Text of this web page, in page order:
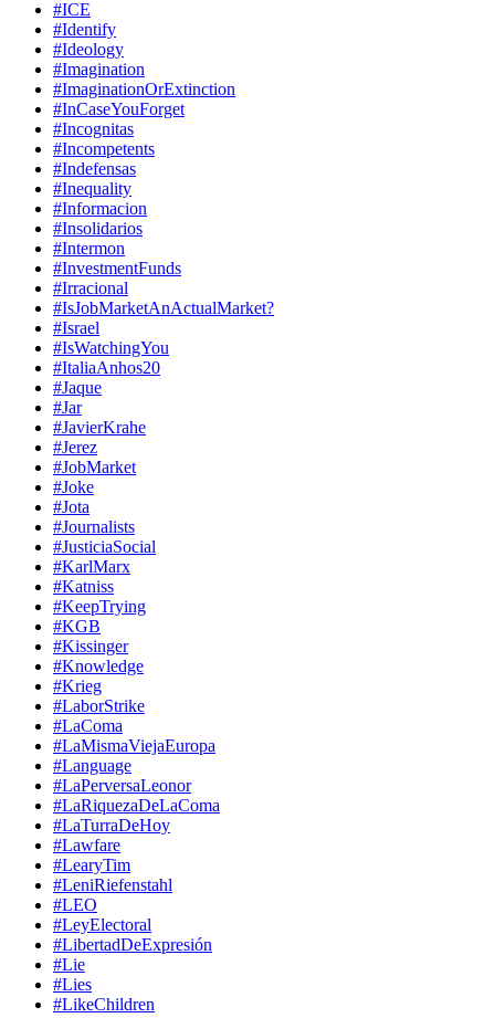
#ICE
#Identify
#Ideology
#Imagination
#ImaginationOrExtinction
#InCaseYouForget
#Incognitas
#Incompetents
#Indefensas
#Inequality
#Informacion
#Insolidarios
#Intermon
#InvestmentFunds
#Irracional
#IsJobMarketAnActualMarket?
#Israel
#IsWatchingYou
#ItaliaAnhos20
#Jaque
#Jar
#JavierKrahe
#Jerez
#JobMarket
#Joke
#Jota
#Journalists
#JusticiaSocial
#KarlMarx
#Katniss
#KeepTrying
#KGB
#Kissinger
#Knowledge
#Krieg
#LaborStrike
#LaComa
#LaMismaViejaEuropa
#Language
#LaPerversaLeonor
#LaRiquezaDeLaComa
#LaTurraDeHoy
#Lawfare
#LearyTim
#LeniRiefenstahl
#LEO
#LeyElectoral
#LibertadDeExpresión
#Lie
#Lies
#LikeChildren